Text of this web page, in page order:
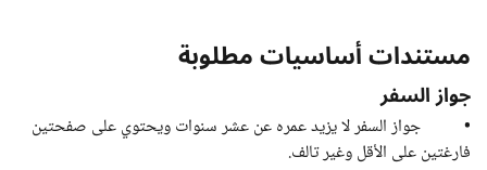
مستندات أساسيات مطلوبة
جواز السفر
• جواز السفر لا يزيد عمره عن عشر سنوات ويحتوي على صفحتين
فارغتين على الأقل وغير تالف.